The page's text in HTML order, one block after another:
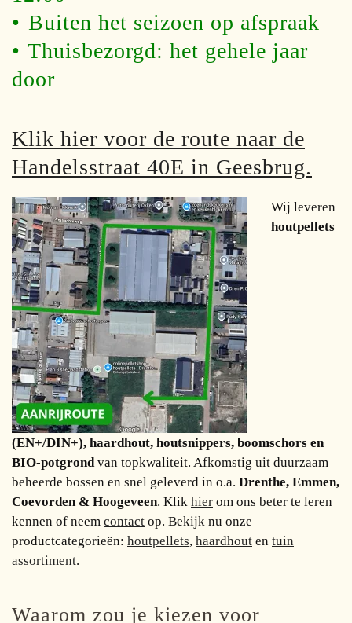
•⁠ ⁠Buiten het seizoen op afspraak
•⁠ ⁠Thuisbezorgd: het gehele jaar
door
Klik hier voor de route naar de
Handelsstraat 40E in Geesbrug.
Wij leveren
houtpellets
(EN+/DIN+), haardhout, houtsnippers, boomschors en
BIO-potgrondvan topkwaliteit. Afkomstig uit duurzaam
beheerde bossen en snel geleverd in o.a. Drenthe, Emmen,
Coevorden & Hoogeveen. Klik hier om ons beter te leren
kennen of neem contact op. Bekijk nu onze
productcategorieën: houtpellets, haardhout en tuin
assortiment.
Waarom zou je kiezen voor